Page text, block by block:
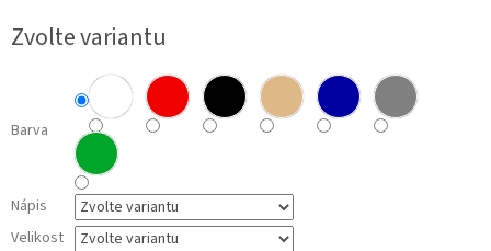
cena:
Zvolte variantu
Barva
Nápis
Velikost